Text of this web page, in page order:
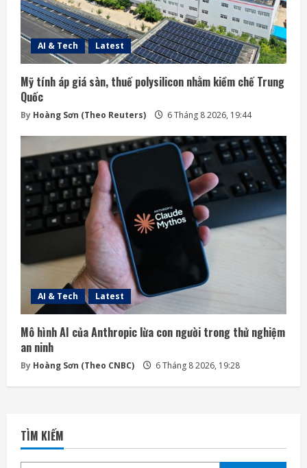
AI & Tech Latest
Mỹ tính áp giá sàn, thuế polysilicon nhằm kiềm chế Trung
Quốc
By Hoàng Sơn (Theo Reuters) 6 Tháng 8 2026, 19:44
AI & Tech Latest
Mô hình AI của Anthropic lừa con người trong thử nghiệm
an ninh
By Hoàng Sơn (Theo CNBC) 6 Tháng 8 2026, 19:28
TÌM KIẾM